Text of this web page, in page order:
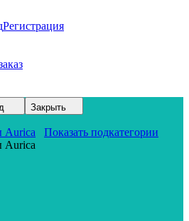
Регистрация
Закрыть
Aurica
Показать подкатегории
Aurica